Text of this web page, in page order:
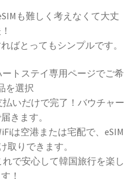
も難しく考えなくて大丈
ばとってもシンプルです。
トステイ専用ページでご希
を選択
いだけで完了！バウチャー
きます。
は空港または宅配で、eSIM
取りできます。
で安心して韓国旅行を楽し
！